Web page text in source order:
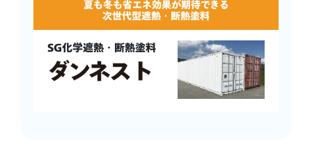
夏も冬も省エネ効果が期待できる
次世代型遮熱・断熱塗料
SG化学遮熱・断熱塗料
ダンネスト